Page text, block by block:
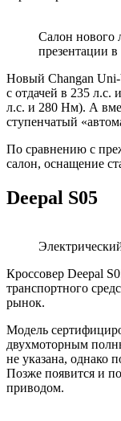
Салон нового
презентации
Новый Changan
с отдачей в 235 л.с.
л.с. и 280 Нм). А
ступенчатый
По сравнению с
салон, оснащение
Deepal S05
Кроссовер Deepal
транспортного
рынок.
Модель
двухмоторным
не указана, однако
Позже появится и
приводом.